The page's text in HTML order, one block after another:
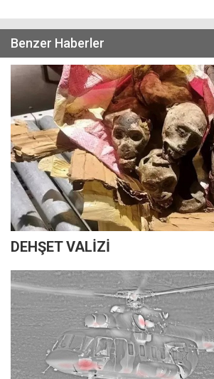
Benzer Haberler
DEHŞET VALİZİ